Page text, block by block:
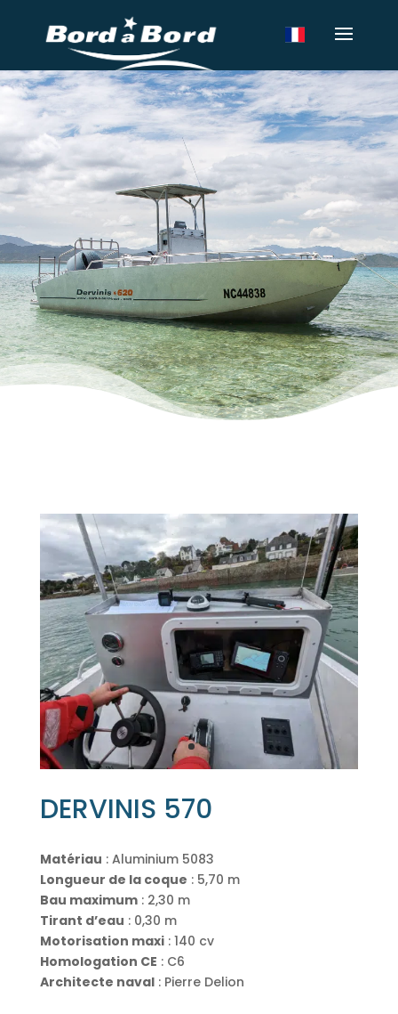
DERVINIS 570
Matériau : Aluminium 5083
Longueur de la coque : 5,70 m
Bau maximum: 2,30 m
Tirant d’eau : 0,30 m
Motorisation maxi: 140 cv
Homologation CE : C6
Architecte naval: Pierre Delion